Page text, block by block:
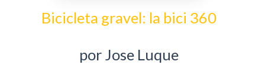
Bicicleta gravel: la bici 360
por Jose Luque